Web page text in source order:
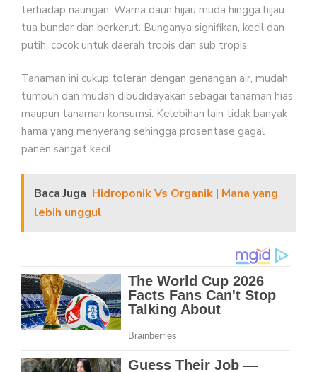
terhadap naungan. Warna daun hijau muda hingga hijau
tua bundar dan berkerut. Bunganya signifikan, kecil dan
putih, cocok untuk daerah tropis dan sub tropis.
Tanaman ini cukup toleran dengan genangan air, mudah
tumbuh dan mudah dibudidayakan sebagai tanaman hias
maupun tanaman konsumsi. Kelebihan lain tidak banyak
hama yang menyerang sehingga prosentase gagal
panen sangat kecil.
Baca Juga Hidroponik Vs Organik | Mana yang
lebih unggul